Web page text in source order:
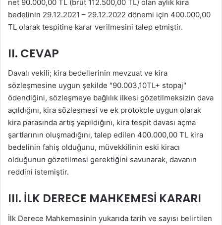
net 90.000,00 TL (brüt 112.500,00 TL) olan aylık kira
bedelinin 29.12.2021 – 29.12.2022 dönemi için 400.000,00
TL olarak tespitine karar verilmesini talep etmiştir.
II. CEVAP
Davalı vekili; kira bedellerinin mevzuat ve kira
sözleşmesine uygun şekilde "90.003,10TL+ stopaj"
ödendiğini, sözleşmeye bağlılık ilkesi gözetilmeksizin dava
açıldığını, kira sözleşmesi ve ek protokole uygun olarak
kira parasında artış yapıldığını, kira tespit davası açma
şartlarının oluşmadığını, talep edilen 400.000,00 TL kira
bedelinin fahiş olduğunu, müvekkilinin eski kiracı
olduğunun gözetilmesi gerektiğini savunarak, davanın
reddini istemiştir.
III. İLK DERECE MAHKEMESİ KARARI
İlk Derece Mahkemesinin yukarıda tarih ve sayısı belirtilen